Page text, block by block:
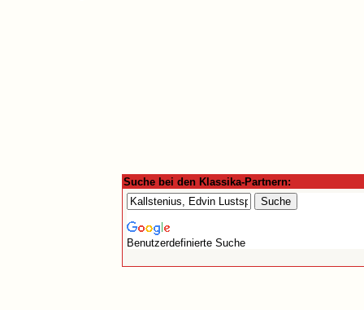
Suche bei den Klassika-Partnern:
Benutzerdefinierte Suche